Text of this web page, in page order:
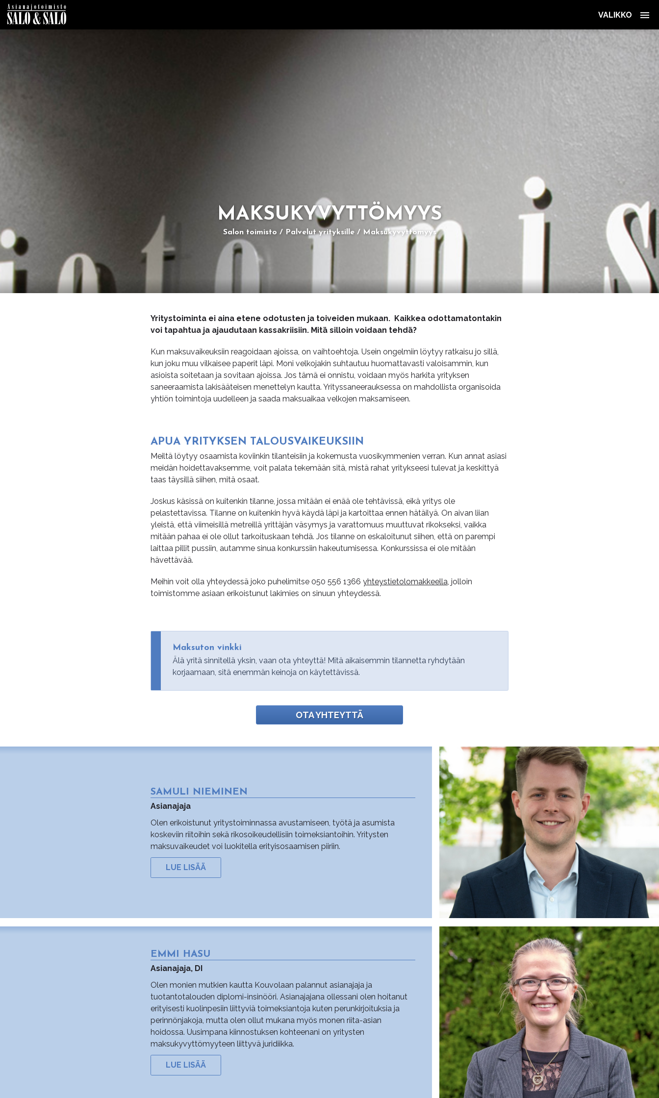
VALIKKO
MAK­SU­KY­VYT­TÖ­MYYS
Salon toimisto Palvelut yrityksille Maksukyvyttömyys
Yritystoiminta ei aina etene odotusten ja toiveiden mukaan. Kaikkea odottamatontakin
voi tapahtua ja ajaudutaan kassakriisiin. Mitä silloin voidaan tehdä?
Kun maksuvaikeuksiin reagoidaan ajoissa, on vaihtoehtoja. Usein ongelmiin löytyy ratkaisu jo sillä,
kun joku muu vilkaisee paperit läpi. Moni velkojakin suhtautuu huomattavasti valoisammin, kun
asioista soitetaan ja sovitaan ajoissa. Jos tämä ei onnistu, voidaan myös harkita yrityksen
saneeraamista lakisääteisen menettelyn kautta. Yrityssaneerauksessa on mahdollista organisoida
yhtiön toimintoja uudelleen ja saada maksuaikaa velkojen maksamiseen.
APUA YRI­TYK­SEN TA­LOUS­VAI­KEUK­SIIN
Meiltä löytyy osaamista koviinkin tilanteisiin ja kokemusta vuosikymmenien verran. Kun annat asiasi
meidän hoidettavaksemme, voit palata tekemään sitä, mistä rahat yritykseesi tulevat ja keskittyä
taas täysillä siihen, mitä osaat.
Joskus käsissä on kuitenkin tilanne, jossa mitään ei enää ole tehtävissä, eikä yritys ole
pelastettavissa. Tilanne on kuitenkin hyvä käydä läpi ja kartoittaa ennen hätäilyä. On aivan liian
yleistä, että viimeisillä metreillä yrittäjän väsymys ja varattomuus muuttuvat rikokseksi, vaikka
mitään pahaa ei ole ollut tarkoituskaan tehdä. Jos tilanne on eskaloitunut siihen, että on parempi
laittaa pillit pussiin, autamme sinua konkurssiin hakeutumisessa. Konkurssissa ei ole mitään
hävettävää.
Meihin voit olla yhteydessä joko puhelimitse 050 556 1366 yhteystietolomakkeella , jolloin
toimistomme asiaan erikoistunut lakimies on sinuun yhteydessä.
Maksuton vinkki
Älä yritä sinnitellä yksin, vaan ota yhteyttä! Mitä aikaisemmin tilannetta ryhdytään
korjaamaan, sitä enemmän keinoja on käytettävissä.
OTA YHTEYTTÄ
SAMULI NIEMINEN
Asianajaja
Olen erikoistunut yritystoiminnassa avustamiseen, työtä ja asumista
koskeviin riitoihin sekä rikosoikeudellisiin toimeksiantoihin. Yritysten
maksuvaikeudet voi luokitella erityisosaamisen piiriin.
LUE LISÄÄ
EMMI HASU
Asianajaja, DI
Olen monien mutkien kautta Kouvolaan palannut asianajaja ja
tuotantotalouden diplomi-insinööri. Asianajajana ollessani olen hoitanut
erityisesti kuolinpesiin liittyviä toimeksiantoja kuten perunkirjoituksia ja
perinnönjakoja, mutta olen ollut mukana myös monen riita-asian
hoidossa. Uusimpana kiinnostuksen kohteenani on yritysten
maksukyvyttömyyteen liittyvä juridiikka.
LUE LISÄÄ